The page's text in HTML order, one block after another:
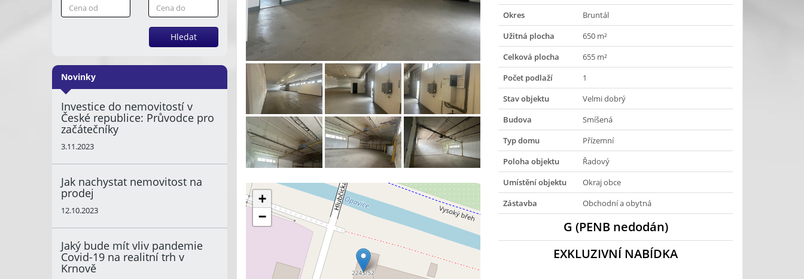
Hledat
Novinky
Investice do nemovitostí v
České republice: Průvodce pro
začátečníky
3.11.2023
Jak nachystat nemovitost na
prodej
12.10.2023
Jaký bude mít vliv pandemie
Covid-19 na realitní trh v
Krnově
+
−
Okres
Bruntál
Užitná plocha
650 m²
Celková plocha
655 m²
Počet podlaží
1
Stav objektu
Velmi dobrý
Budova
Smíšená
Typ domu
Přízemní
Poloha objektu
Řadový
Umístění objektu
Okraj obce
Zástavba
Obchodní a obytná
G (PENB nedodán)
EXKLUZIVNÍ NABÍDKA